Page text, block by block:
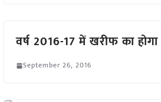
वर्ष 2016-17 में खरीफ का होगा
September 26, 2016